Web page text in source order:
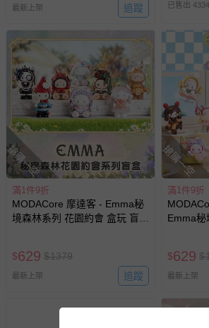
相關的退換貨辦理流程，可詳見：退
其他常見問題：
運送服務：目前提供的運送僅限台灣
區，可能會無法配送，或須依據商品
亦保留出貨與否的權利。離島、偏遠
商品實際的配達日期，可於訂單個人
已出貨通知之訊息為主。
如您收到商品，請依正常流程檢查是
情形，您可申請更換新品或退貨，請
問，你可詳見：
媽咪愛客服中心。
預購商品：預購為海外同步代購，遇
商品如因「價格、組合」等錯誤原因
最新上架 追蹤 已售出 4334
搶購一空
滿1件9折
MODACore 摩達客 - Emma秘
境森林系列 花園約會 盒玩 盲盒
$629 $1379
最新上架 追蹤
搶購一空
滿1件9折
Emma秘
$629 $
最新上架